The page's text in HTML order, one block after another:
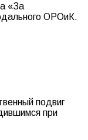
«За
ОРОиК.
подвиг
при